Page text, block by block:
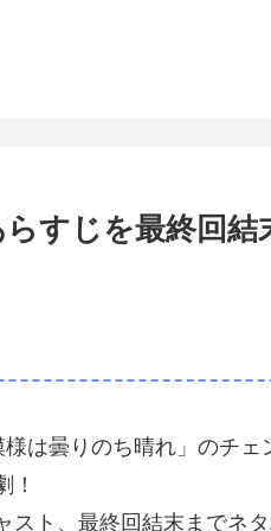
すじを最終回
は曇りのち晴れ」のチ
！
ト、最終回結末までネ